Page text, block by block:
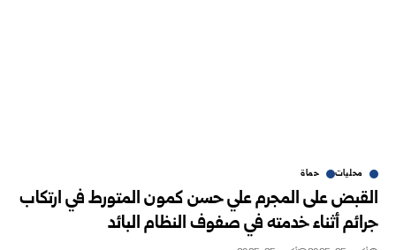
محليات حماة
القبض على المجرم علي حسن كمون المتورط في ارتكاب
جرائم أثناء خدمته في صفوف النظام البائد